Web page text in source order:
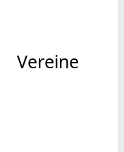
Vereine